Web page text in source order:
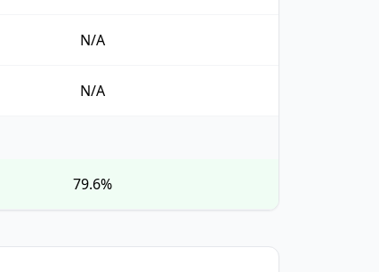
N/A
N/A
79.6%